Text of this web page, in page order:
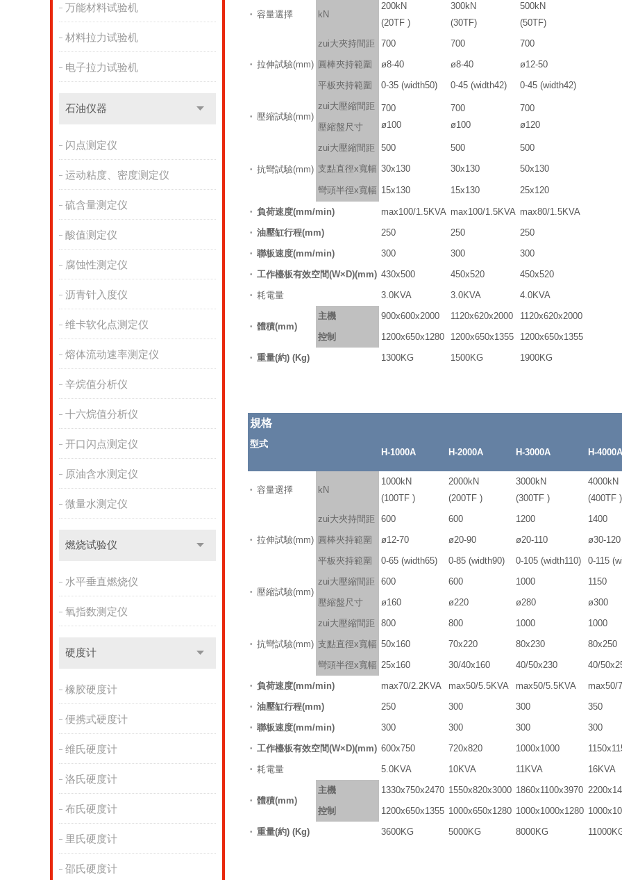
万能材料试验机
材料拉力试验机
电子拉力试验机
石油仪器
闪点测定仪
运动粘度、密度测定仪
硫含量测定仪
酸值测定仪
腐蚀性测定仪
沥青针入度仪
维卡软化点测定仪
熔体流动速率测定仪
辛烷值分析仪
十六烷值分析仪
开口闪点测定仪
原油含水测定仪
微量水测定仪
燃烧试验仪
水平垂直燃烧仪
氧指数测定仪
硬度计
橡胶硬度计
便携式硬度计
维氏硬度计
洛氏硬度计
布氏硬度计
里氏硬度计
邵氏硬度计
• 容量選擇 kN
200kN
(20TF )
300kN
(30TF)
500kN
(50TF)
• 拉伸試驗(mm)
zui大夾持間距 700 700
700
圓棒夾持範圍
ø8-40 ø8-40
ø12-50
平板夾持範圍
0-35 (width50) 0-45 (width42) 0-45 (width42)
• 壓縮試驗(mm)
zui大壓縮間距
700
ø100
700
ø100
700
ø120
壓縮盤尺寸
• 抗彎試驗(mm)
zui大壓縮間距 500 500
500
支點直徑x寬幅 30x130 30x130 50x130
彎頭半徑x寬幅 15x130 15x130 25x120
• 負荷速度(mm/min) max100/1.5KVA max100/1.5KVA max80/1.5KVA
• 油壓缸行程(mm) 250 250 250
• 聯板速度(mm/min) 300 300 300
• 工作檯板有效空間(W×D)(mm) 430x500 450x520 450x520
• 耗電量 3.0KVA 3.0KVA 4.0KVA
• 體積(mm)
主機 900x600x2000 1120x620x2000
1120x620x2000
控制
1200x650x1280 1200x650x1355 1200x650x1355
• 重量(約) (Kg) 1300KG 1500KG 1900KG
規格
型式
H-1000A
H-2000A H-3000A H-4000A
• 容量選擇 kN
1000kN
(100TF )
2000kN
(200TF )
3000kN
(300TF )
4000kN
(400TF )
• 拉伸試驗(mm)
zui大夾持間距 600 600 1200
1400
圓棒夾持範圍
ø12-70 ø20-90 ø20-110
ø30-120
平板夾持範圍
0-65 (width65) 0-85 (width90) 0-105 (width110) 0-115
• 壓縮試驗(mm)
zui大壓縮間距 600 600 1000
1150
壓縮盤尺寸
ø160 ø220 ø280 ø300
• 抗彎試驗(mm)
zui大壓縮間距 800 800 1000
1000
支點直徑x寬幅 50x160 70x220 80x230
80x250
彎頭半徑x寬幅 25x160 30/40x160 40/50x230 40/
• 負荷速度(mm/min) max70/2.2KVA max50/5.5KVA max50/5.5KVA max50/
• 油壓缸行程(mm) 250 300 300 350
• 聯板速度(mm/min) 300 300 300 300
• 工作檯板有效空間(W×D)(mm) 600x750 720x820 1000x1000
• 耗電量 5.0KVA 10KVA 11KVA 16KVA
• 體積(mm)
主機 1330x750x2470 1550x820x3000 1860x1100x3970
控制
1200x650x1355 1000x650x1280 1000x1000x1280
• 重量(約) (Kg) 3600KG 5000KG 8000KG